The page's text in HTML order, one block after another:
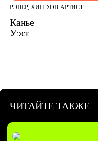
РЭПЕР, ХИП-ХОП АРТИСТ
Канье
Уэст
ЧИТАЙТЕ ТАКЖЕ